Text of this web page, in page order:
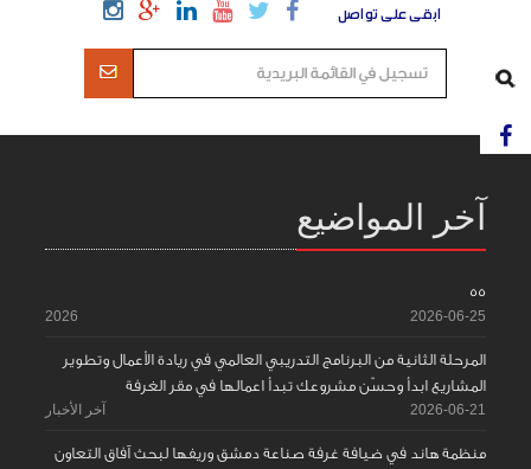
ابقى على تواصل
آخر المواضيع
55
2026-06-25
2026
المرحلة الثانية من البرنامج التدريبي العالمي في ريادة الأعمال وتطوير
المشاريع ابدأ وحسّن مشروعك تبدأ اعمالها في مقر الغرفة
2026-06-21 آخر الأخبار
منظمة هاند في ضيافة غرفة صناعة دمشق وريفها لبحث آفاق التعاون